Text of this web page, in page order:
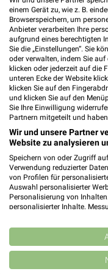
Gültig 2026
Alle Filialen,
von
Du suchst die nächste
Hier siehst Du alle
sortiert nach Entfernung.
Top Städte
einem Gerät zu, wie z. B.
Browserspeichern, um
Anbieter verarbeiten Ihre
aufgrund eines berechtigten
Sie die „Einstellungen“. Sie
oder verwalten, indem Sie
klicken oder jederzeit auf die
unteren Ecke der Website
klicken Sie auf den
und klicken Sie auf den
Sie Ihre Einwilligung
Partnern mitgeteilt und
Wir und unsere Partner
Website zu analysieren
Speichern von oder Zugriff
Verwendung reduzierter
von Profilen für
Auswahl personalisierter
Personalisierung von
personalisierter Inhalte.
Kombinationen von Daten
Verbesserung der Angebote.
von Inhalten.
Daten können außerhalb der
USA gesendet werden.